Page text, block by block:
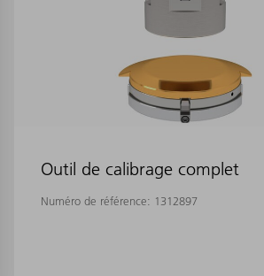
Outil de calibrage complet
Numéro de référence: 1312897